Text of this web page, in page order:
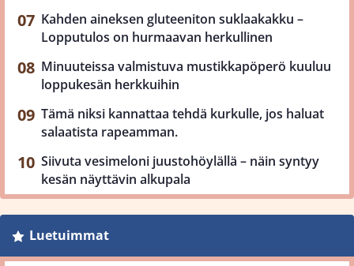
Kahden aineksen gluteeniton suklaakakku –
Lopputulos on hurmaavan herkullinen
Minuuteissa valmistuva mustikkapöperö kuuluu
loppukesän herkkuihin
Tämä niksi kannattaa tehdä kurkulle, jos haluat
salaatista rapeamman.
Siivuta vesimeloni juustohöylällä – näin syntyy
kesän näyttävin alkupala
Luetuimmat